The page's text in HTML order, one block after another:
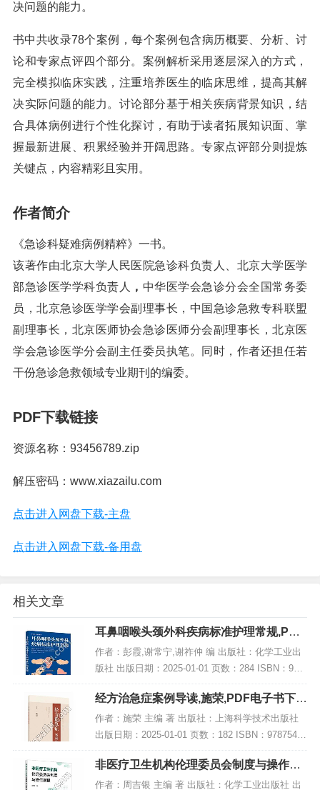
决问题的能力。
书中共收录78个案例，每个案例包含病历概要、分析、讨
论和专家点评四个部分。案例解析采用逐层深入的方式，
完全模拟临床实践，注重培养医生的临床思维，提高其解
决实际问题的能力。讨论部分基于相关疾病背景知识，结
合具体病例进行个性化探讨，有助于读者拓展知识面、掌
握最新进展、积累经验并开阔思路。专家点评部分则提炼
关键点，内容精彩且实用。
作者简介
《急诊科疑难病例精粹》一书。
该著作由北京大学人民医院急诊科负责人、北京大学医学
部急诊医学学科负责人
， 中华医学会急诊分会全国常务委
员，北京急诊医学学会副理事长，中国急诊急救专科联盟
副理事长，北京医师协会急诊医师分会副理事长，北京医
学会急诊医学分会副主任委员执笔。同时，作者还担任若
干份急诊急救领域专业期刊的编委。
PDF下载链接
资源名称：93456789.zip
解压密码：www.xiazailu.com
点击进入网盘下载-主盘
点击进入网盘下载-备用盘
相关文章
耳鼻咽喉头颈外科疾病标准护理常规,PDF
电子书下载
作者：彭霞,谢常宁,谢祚仲 编 出版社：化学工业出
版社 出版日期：2025-01-01 页数：284 ISBN：978
7122463180 电子书大小：244MB [高清扫描版PDF
格式]...
经方治急症案例导读,施荣,PDF电子书下
载,网盘资源
作者：施荣 主编 著 出版社：上海科学技术出版社
出版日期：2025-01-01 页数：182 ISBN：97875478
50435 电子书大小：249MB [高清扫描版PDF格式]
内容简...
非医疗卫生机构伦理委员会制度与操作规
程,PDF电子书下载
作者：周吉银 主编 著 出版社：化学工业出版社 出